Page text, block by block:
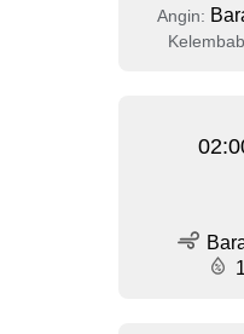
Angin: